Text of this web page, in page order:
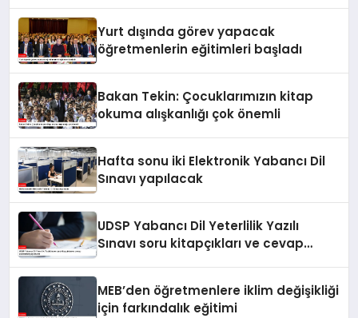
Yurt dışında görev yapacak
öğretmenlerin eğitimleri başladı
Bakan Tekin: Çocuklarımızın kitap
okuma alışkanlığı çok önemli
Hafta sonu iki Elektronik Yabancı Dil
Sınavı yapılacak
UDSP Yabancı Dil Yeterlilik Yazılı
Sınavı soru kitapçıkları ve cevap
MEB’den öğretmenlere iklim değişikliği
için farkındalık eğitimi